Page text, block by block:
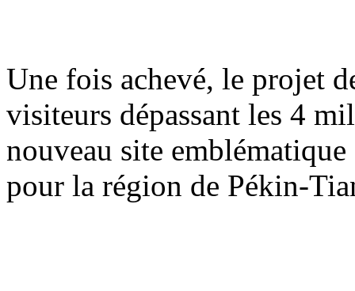
Une fois achevé, le projet
visiteurs dépassant les 4
nouveau site
pour la région de Pékin-